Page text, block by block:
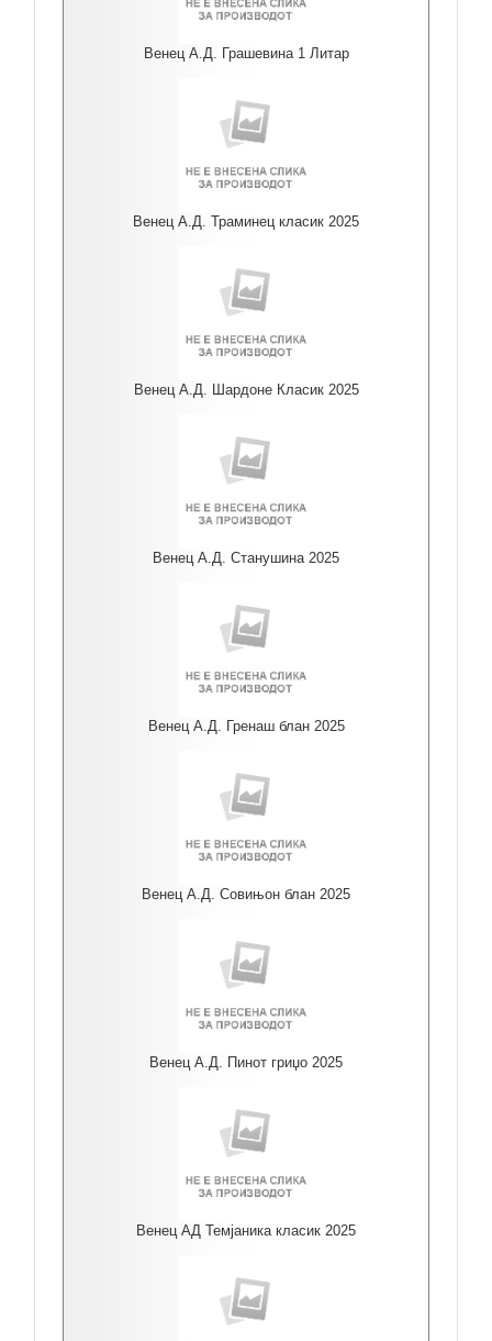
Венец А.Д. Грашевина 1 Литар
Венец А.Д. Траминец класик 2025
Венец А.Д. Шардоне Класик 2025
Венец А.Д. Станушина 2025
Венец А.Д. Гренаш блан 2025
Венец А.Д. Совињон блан 2025
Венец А.Д. Пинот гриџо 2025
Венец АД Темјаника класик 2025